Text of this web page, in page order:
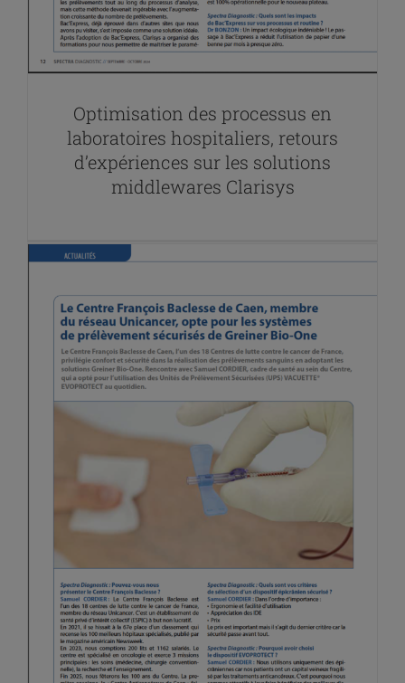
Optimisation des processus en
laboratoires hospitaliers, retours
d’expériences sur les solutions
middlewares Clarisys